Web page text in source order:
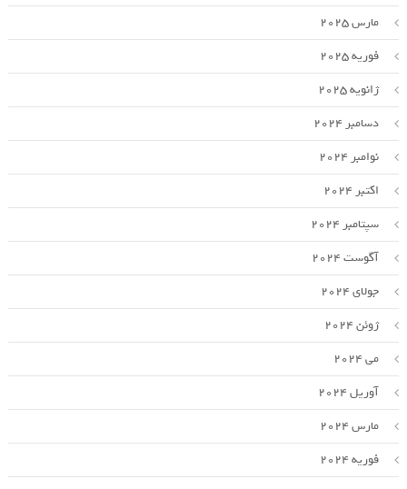
مارس 2025
فوریه 2025
ژانویه 2025
دسامبر 2024
نوامبر 2024
اکتبر 2024
سپتامبر 2024
آگوست 2024
جولای 2024
ژوئن 2024
می 2024
آوریل 2024
مارس 2024
فوریه 2024